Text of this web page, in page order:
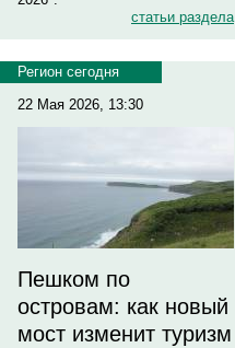
статьи раздела
Регион сегодня
22 Мая 2026, 13:30
Пешком по
островам: как новый
мост изменит туризм